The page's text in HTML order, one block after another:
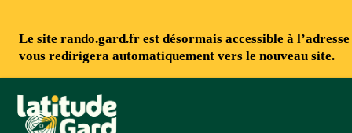
Le site rando.gard.fr est désormais accessible à l’adresse
vous redirigera automatiquement vers le nouveau site.
Rando Gard